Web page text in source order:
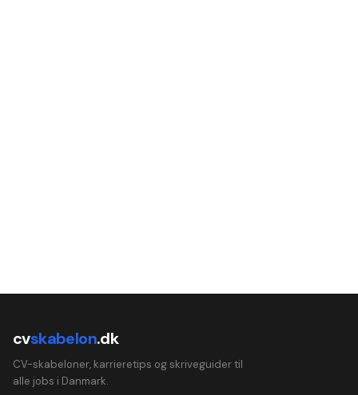
cvskabelon.dk
CV-skabeloner, karrieretips og skriveguider til
alle jobs i Danmark.